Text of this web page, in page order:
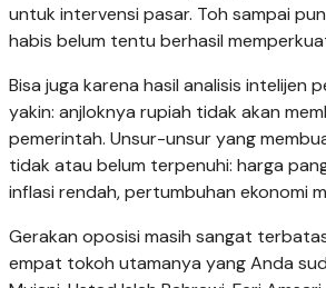
untuk intervensi pasar. Toh sampai
habis belum tentu berhasil
Bisa juga karena hasil analisis intelijen
yakin: anjloknya rupiah tidak akan
pemerintah. Unsur-unsur yang
tidak atau belum terpenuhi: harga
inflasi rendah, pertumbuhan ekonomi
Gerakan oposisi masih sangat
empat tokoh utamanya yang Anda